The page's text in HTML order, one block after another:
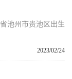
池州市贵池区出生
2023/02/24